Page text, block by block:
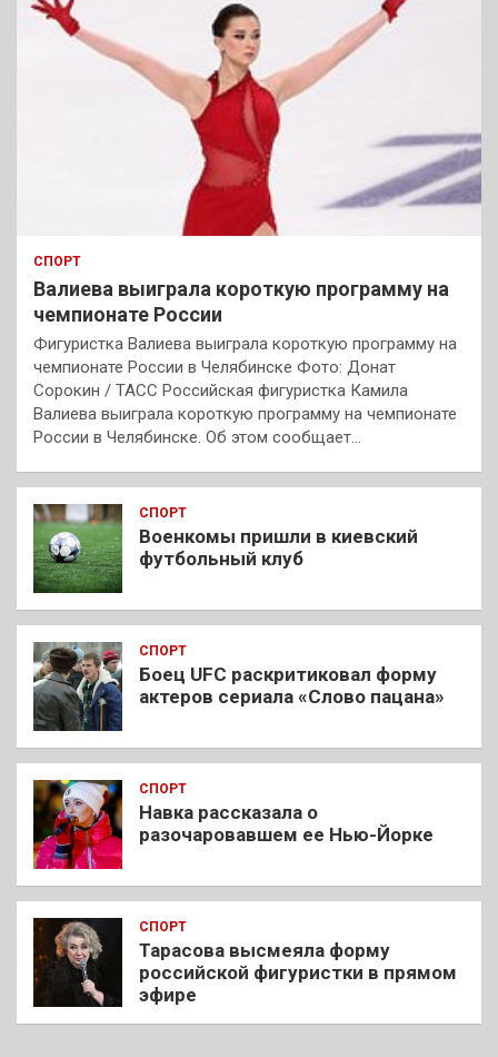
СПОРТ
Валиева выиграла короткую программу на
чемпионате России
Фигуристка Валиева выиграла короткую программу на
чемпионате России в Челябинске Фото: Донат
Сорокин / ТАСС Российская фигуристка Камила
Валиева выиграла короткую программу на чемпионате
России в Челябинске. Об этом сообщает…
СПОРТ
Военкомы пришли в киевский
футбольный клуб
СПОРТ
Боец UFC раскритиковал форму
актеров сериала «Слово пацана»
СПОРТ
Навка рассказала о
разочаровавшем ее Нью-Йорке
СПОРТ
Тарасова высмеяла форму
российской фигуристки в прямом
эфире